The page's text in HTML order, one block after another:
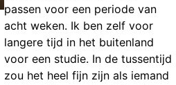
passen voor een periode van
acht weken. Ik ben zelf voor
langere tijd in het buitenland
voor een studie. In de tussentijd
zou het heel fijn zijn als iemand